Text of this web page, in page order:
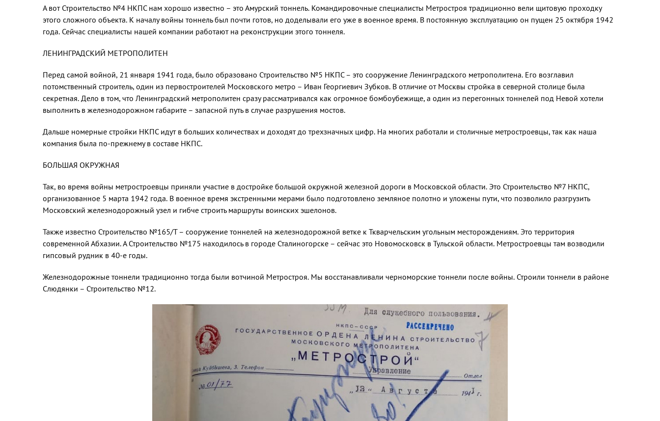
А вот Строительство №4 НКПС нам хорошо известно – это Амурский тоннель. Командировочные специалисты Метростроя традиционно вели щитовую проходку
этого сложного объекта. К началу войны тоннель был почти готов, но доделывали его уже в военное время. В постоянную эксплуатацию он пущен 25 октября 1942
года. Сейчас специалисты нашей компании работают на реконструкции этого тоннеля.
ЛЕНИНГРАДСКИЙ МЕТРОПОЛИТЕН
Перед самой войной, 21 января 1941 года, было образовано Строительство №5 НКПС – это сооружение Ленинградского метрополитена. Его возглавил
потомственный строитель, один из первостроителей Московского метро – Иван Георгиевич Зубков. В отличие от Москвы стройка в северной столице была
секретная. Дело в том, что Ленинградский метрополитен сразу рассматривался как огромное бомбоубежище, а один из перегонных тоннелей под Невой хотели
выполнить в железнодорожном габарите – запасной путь в случае разрушения мостов.
Дальше номерные стройки НКПС идут в больших количествах и доходят до трехзначных цифр. На многих работали и столичные метростроевцы, так как наша
компания была по-прежнему в составе НКПС.
БОЛЬШАЯ ОКРУЖНАЯ
Так, во время войны метростроевцы приняли участие в достройке большой окружной железной дороги в Московской области. Это Строительство №7 НКПС,
организованное 5 марта 1942 года. В военное время экстренными мерами было подготовлено земляное полотно и уложены пути, что позволило разгрузить
Московский железнодорожный узел и гибче строить маршруты воинских эшелонов.
Также известно Строительство №165/Т – сооружение тоннелей на железнодорожной ветке к Ткварчельским угольным месторождениям. Это территория
современной Абхазии. А Строительство №175 находилось в городе Сталиногорске – сейчас это Новомосковск в Тульской области. Метростроевцы там возводили
гипсовый рудник в 40-е годы.
Железнодорожные тоннели традиционно тогда были вотчиной Метростроя. Мы восстанавливали черноморские тоннели после войны. Строили тоннели в районе
Слюдянки – Строительство №12.